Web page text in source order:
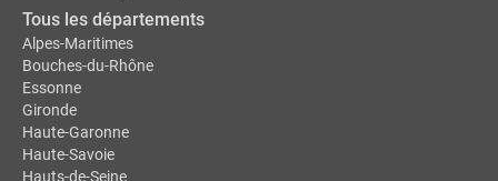
Tous les départements
Alpes-Maritimes
Bouches-du-Rhône
Essonne
Gironde
Haute-Garonne
Haute-Savoie
Hauts-de-Seine